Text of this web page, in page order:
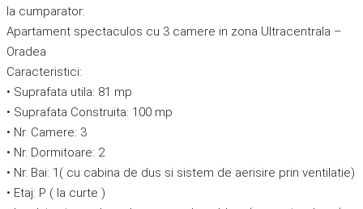
la cumparator:
Apartament spectaculos cu 3 camere in zona Ultracentrala –
Oradea
Caracteristici:
• Suprafata utila: 81 mp
• Suprafata Construita: 100 mp
• Nr. Camere: 3
• Nr. Dormitoare: 2
• Nr. Bai: 1( cu cabina de dus si sistem de aerisire prin ventilatie)
• Etaj: P ( la curte )